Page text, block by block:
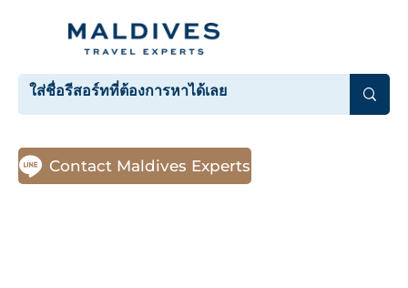
Contact Maldives Experts